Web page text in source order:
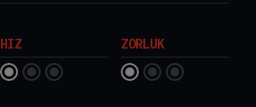
HIZ ZORLUK